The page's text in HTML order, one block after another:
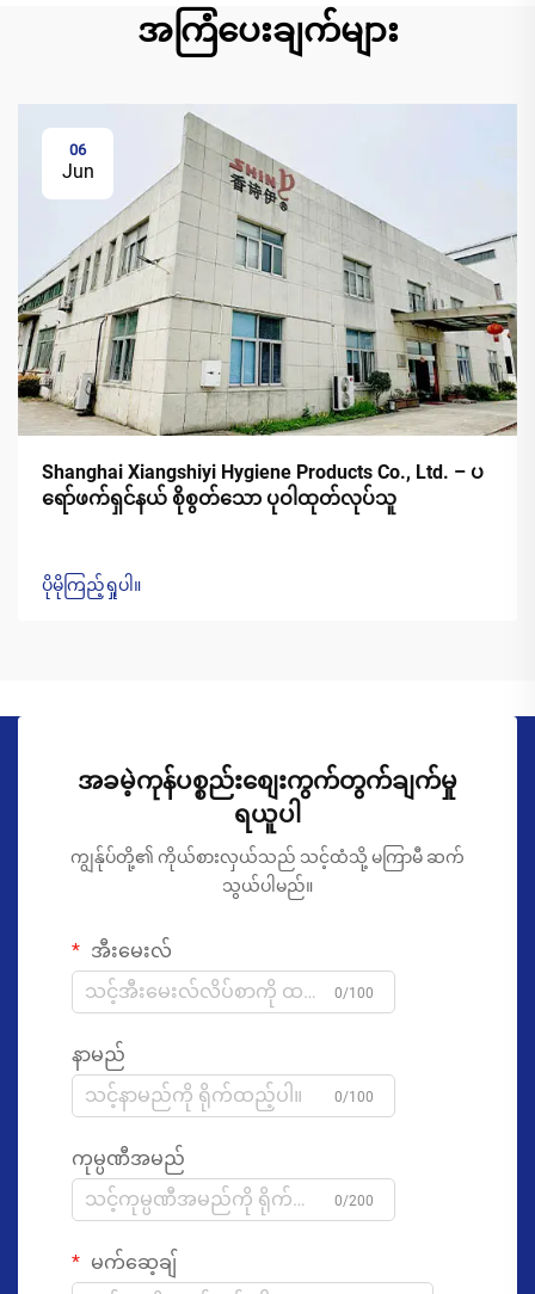
အကြံပေးချက်များ
06
Jun
Shanghai Xiangshiyi Hygiene Products Co., Ltd. – ပ
ရော်ဖက်ရှင်နယ် စိုစွတ်သော ပုဝါထုတ်လုပ်သူ
ပိုမိုကြည့်ရှုပါ။
အခမဲ့ကုန်ပစ္စည်းစျေးကွက်တွက်ချက်မှု
ရယူပါ
ကျွန်ုပ်တို့၏ ကိုယ်စားလှယ်သည် သင့်ထံသို့ မကြာမီ ဆက်
သွယ်ပါမည်။
အီးမေးလ်
0/100
နာမည်
0/100
ကုမ္ပဏီအမည်
0/200
မက်ဆေ့ချ်